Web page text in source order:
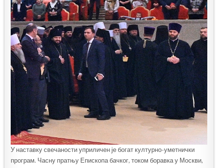
У наставку свечаности уприличен је богат културно-уметнички
програм. Часну пратњу Епископа бачког, током боравка у Москви,